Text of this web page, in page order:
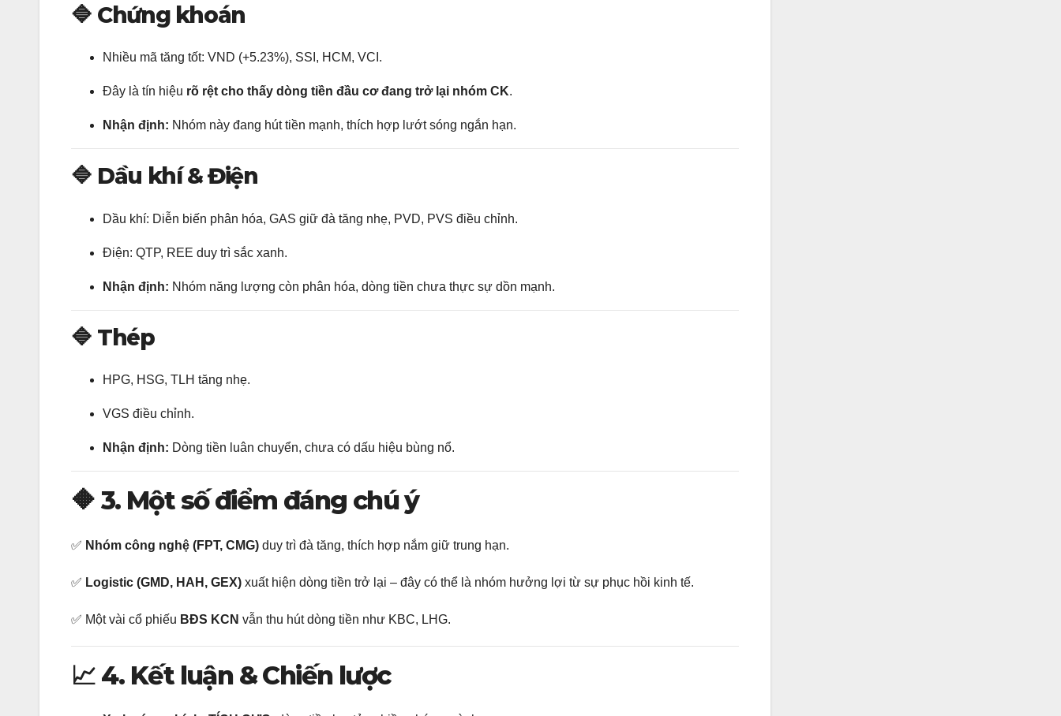
🔷 Chứng khoán
Nhiều mã tăng tốt: VND (+5.23%), SSI, HCM, VCI.
Đây là tín hiệu rõ rệt cho thấy dòng tiền đầu cơ đang trở lại nhóm CK.
Nhận định: Nhóm này đang hút tiền mạnh, thích hợp lướt sóng ngắn hạn.
🔷 Dầu khí & Điện
Dầu khí: Diễn biến phân hóa, GAS giữ đà tăng nhẹ, PVD, PVS điều chỉnh.
Điện: QTP, REE duy trì sắc xanh.
Nhận định: Nhóm năng lượng còn phân hóa, dòng tiền chưa thực sự dồn mạnh.
🔷 Thép
HPG, HSG, TLH tăng nhẹ.
VGS điều chỉnh.
Nhận định: Dòng tiền luân chuyển, chưa có dấu hiệu bùng nổ.
🔶 3. Một số điểm đáng chú ý
✅ Nhóm công nghệ (FPT, CMG) duy trì đà tăng, thích hợp nắm giữ trung hạn.
✅ Logistic (GMD, HAH, GEX) xuất hiện dòng tiền trở lại – đây có thể là nhóm hưởng lợi từ sự phục hồi kinh tế.
✅ Một vài cổ phiếu BĐS KCN vẫn thu hút dòng tiền như KBC, LHG.
📈 4. Kết luận & Chiến lược